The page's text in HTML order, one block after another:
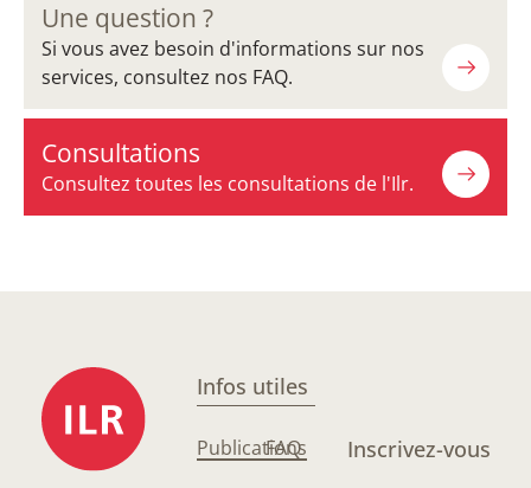
Une question ?
Si vous avez besoin d'informations sur nos
services, consultez nos FAQ.
Consultations
Consultez toutes les consultations de l'Ilr.
Infos utiles
Publications
FAQ Inscrivez-vous